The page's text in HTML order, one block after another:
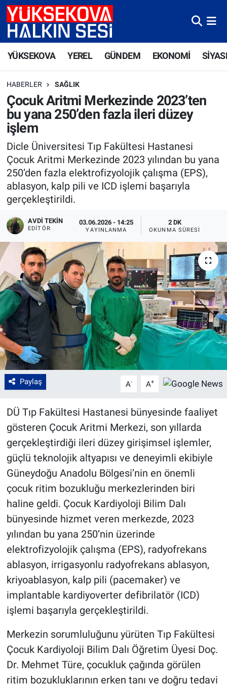
YÜKSEKOVA YEREL GÜNDEM EKONOMİ
HABERLER SAĞLIK
Çocuk Aritmi Merkezinde 2023’ten
bu yana 250’den fazla ileri düzey
işlem
Dicle Üniversitesi Tıp Fakültesi Hastanesi
Çocuk Aritmi Merkezinde 2023 yılından bu yana
250’den fazla elektrofizyolojik çalışma (EPS),
ablasyon, kalp pili ve ICD işlemi başarıyla
gerçekleştirildi.
AVDI TEKIN
EDITÖR
03.06.2026 - 14:25
YAYINLANMA
2 DK
OKUNMA SÜRESI
Paylaş A- A+
DÜ Tıp Fakültesi Hastanesi bünyesinde faaliyet
gösteren Çocuk Aritmi Merkezi, son yıllarda
gerçekleştirdiği ileri düzey girişimsel işlemler,
güçlü teknolojik altyapısı ve deneyimli ekibiyle
Güneydoğu Anadolu Bölgesi’nin en önemli
çocuk ritim bozukluğu merkezlerinden biri
haline geldi. Çocuk Kardiyoloji Bilim Dalı
bünyesinde hizmet veren merkezde, 2023
yılından bu yana 250’nin üzerinde
elektrofizyolojik çalışma (EPS), radyofrekans
ablasyon, irrigasyonlu radyofrekans ablasyon,
kriyoablasyon, kalp pili (pacemaker) ve
implantable kardiyoverter defibrilatör (ICD)
işlemi başarıyla gerçekleştirildi.
Merkezin sorumluluğunu yürüten Tıp Fakültesi
Çocuk Kardiyoloji Bilim Dalı Öğretim Üyesi Doç.
Dr. Mehmet Türe, çocukluk çağında görülen
ritim bozukluklarının erken tanı ve doğru tedavi
Yüksekova Nöbetçi Eczaneler
Yüksekova Trafik Yoğunluk Haritası
Süper Lig Puan Durumu ve Fikstür
Tüm Manşetler
Son Dakika Haberleri
Haber Arşivi